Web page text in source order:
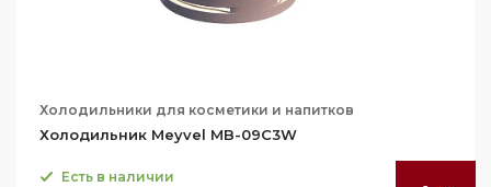
Холодильники для косметики и напитков
Холодильник Meyvel MB-09C3W
Есть в наличии